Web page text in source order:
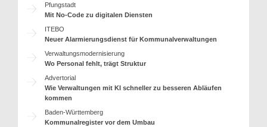
Pfungstadt
Mit No-Code zu digitalen Diensten
ITEBO
Neuer Alarmierungsdienst für Kommunalverwaltungen
Verwaltungsmodernisierung
Wo Personal fehlt, trägt Struktur
Advertorial
Wie Verwaltungen mit KI schneller zu besseren Abläufen
kommen
Baden-Württemberg
Kommunalregister vor dem Umbau